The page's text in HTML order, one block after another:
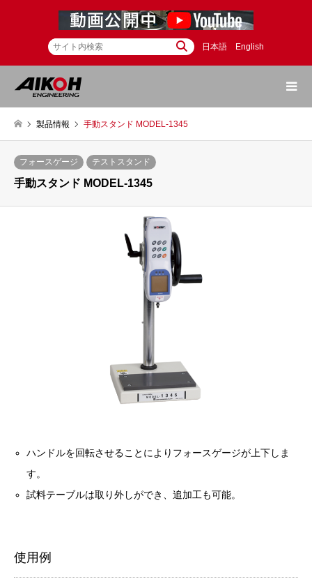
日本語 English
製品情報 手動スタンド MODEL-1345
フォースゲージ テストスタンド
手動スタンド MODEL-1345
ハンドルを回転させることによりフォースゲージが上下しま
す。
試料テーブルは取り外しができ、追加工も可能。
使用例